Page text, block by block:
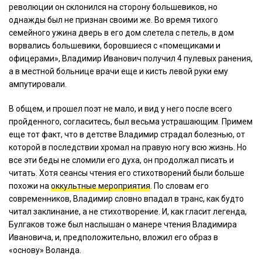
революции он склонился на сторону большевиков, но
однажды был не признан своими же. Во время тихого
семейного ужина дверь в его дом слетела с петель, в дом
ворвались большевики, боровшиеся с «помещиками и
офицерами», Владимир Иванович получил 4 пулевых ранения,
а в местной больнице врачи еще и кисть левой руки ему
ампутировали.
В общем, и прошел поэт не мало, и вид у него после всего
пройденного, согласитесь, был весьма устрашающим. Примем
еще тот факт, что в детстве Владимир страдал болезнью, от
которой в последствии хромал на правую ногу всю жизнь. Но
все эти беды не сломили его духа, он продолжал писать и
читать. Хотя сеансы чтения его стихотворений были больше
похожи на оккультные мероприятия . По словам его
современников, Владимир словно впадал в транс, как будто
читал заклинание, а не стихотворение. И, как гласит легенда,
Булгаков тоже был наслышан о манере чтения Владимира
Ивановича, и, предположительно, вложил его образ в
«основу» Воланда.